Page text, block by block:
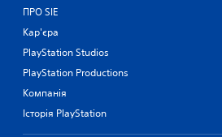
ПРО SIE
Кар'єра
PlayStation Studios
PlayStation Productions
Компанія
Історія PlayStation